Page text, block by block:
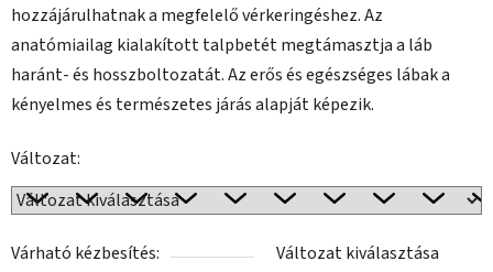
hozzájárulhatnak a megfelelő vérkeringéshez. Az
anatómiailag kialakított talpbetét megtámasztja a láb
haránt- és hosszboltozatát. Az erős és egészséges lábak a
kényelmes és természetes járás alapját képezik.
Változat:
Várható kézbesítés:
Változat kiválasztása